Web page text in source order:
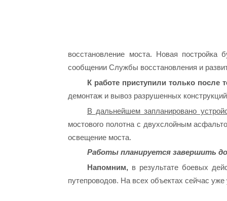
восстановление моста. Новая постройка
сообщении Службы восстановления и
К работе приступили только после
демонтаж и вывоз разрушенных
В дальнейшем запланировано
мостового полотна с двухслойным
освещение моста.
Работы планируется завершить до
Напомним,в результате боевых
путепроводов. На всех объектах сейчас